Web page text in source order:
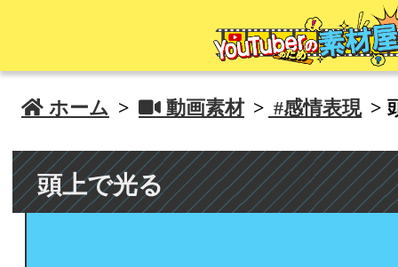
 ホーム >  動画素材 > #感情表現 >
頭上で光る